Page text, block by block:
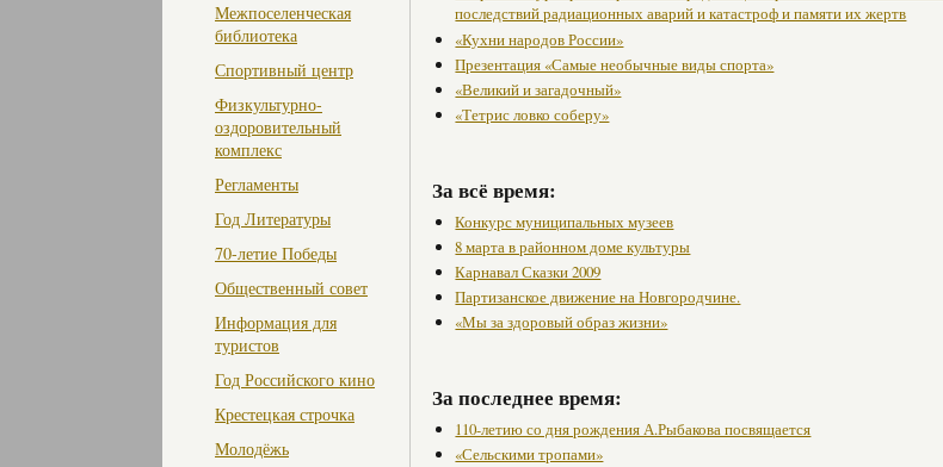
Межпоселенческая
библиотека
Спортивный центр
Физкультурно-
оздоровительный
комплекс
Регламенты
Год Литературы
70-летие Победы
Общественный совет
Информация для
туристов
Год Российского кино
Крестецкая строчка
Молодёжь
последствий радиационных аварий и катастроф и памяти их жертв
«Кухни народов России»
Презентация «Самые необычные виды спорта»
«Великий и загадочный»
«Тетрис ловко соберу»
За всё время:
Конкурс муниципальных музеев
8 марта в районном доме культуры
Карнавал Сказки 2009
Партизанское движение на Новгородчине.
«Мы за здоровый образ жизни»
За последнее время:
110-летию со дня рождения А.Рыбакова посвящается
«Сельскими тропами»